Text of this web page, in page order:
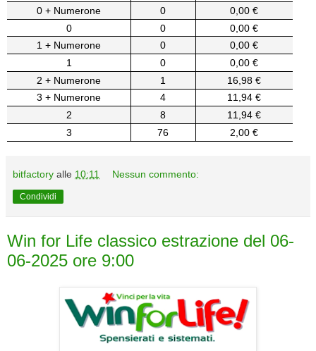
0 + Numerone
0
0,00 €
0
0
0,00 €
1 + Numerone
0
0,00 €
1
0
0,00 €
2 + Numerone
1
16,98 €
3 + Numerone
4
11,94 €
2
8
11,94 €
3
76 2,00 €
bitfactory alle 10:11 Nessun commento:
Condividi
Win for Life classico estrazione del 06-
06-2025 ore 9:00